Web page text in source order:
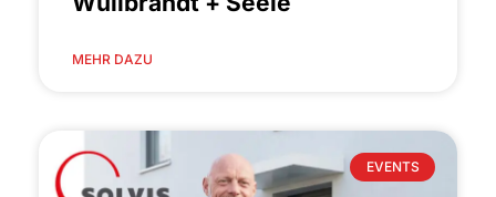
MEHR DAZU
EVENTS